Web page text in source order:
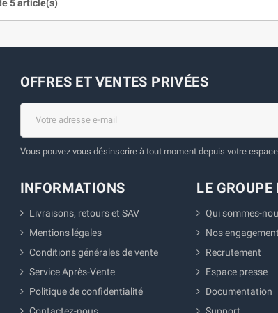
5 article(s)
OFFRES ET VENTES PRIVÉES
Vous pouvez vous désinscrire à tout moment depuis votre
INFORMATIONS
Livraisons, retours et SAV
Mentions légales
Conditions générales de vente
Service Après-Vente
Politique de confidentialité
Contactez-nous
LE GROUPE
Qui sommes-
Nos
Recrutement
Espace presse
Documentation
Support